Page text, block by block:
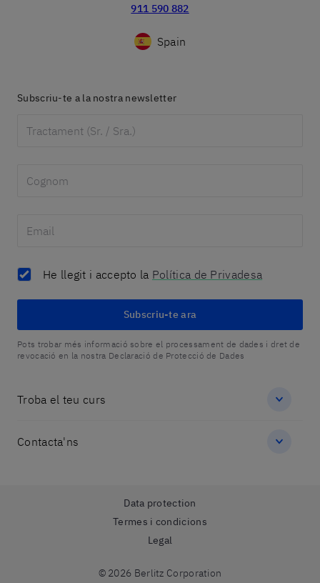
911 590 882
Spain
Subscriu-te a la nostra newsletter
He llegit i accepto la Política de Privadesa
Subscriu-te ara
Pots trobar més informació sobre el processament de dades i dret de
revocació en la nostra Declaració de Protecció de Dades
Troba el teu curs
Contacta'ns
© 2026 Berlitz Corporation
Data protection
Termes i condicions
Legal